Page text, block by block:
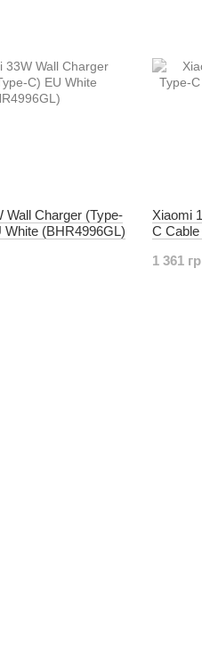
Wall Charger (Type-
White (BHR4996GL)
Xiaomi
C
1 361